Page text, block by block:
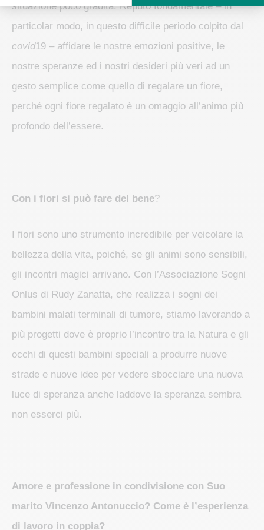
situazione poco gradita. Reputo fondamentale – in
particolar modo, in questo difficile periodo colpito dal
covid19 – affidare le nostre emozioni positive, le
nostre speranze ed i nostri desideri più veri ad un
gesto semplice come quello di regalare un fiore,
perché ogni fiore regalato è un omaggio all’animo più
profondo dell’essere.
Con i fiori si può fare del bene?
I fiori sono uno strumento incredibile per veicolare la
bellezza della vita, poiché, se gli animi sono sensibili,
gli incontri magici arrivano. Con l’Associazione Sogni
Onlus di Rudy Zanatta, che realizza i sogni dei
bambini malati terminali di tumore, stiamo lavorando a
più progetti dove è proprio l’incontro tra la Natura e gli
occhi di questi bambini speciali a produrre nuove
strade e nuove idee per vedere sbocciare una nuova
luce di speranza anche laddove la speranza sembra
non esserci più.
Amore e professione in condivisione con Suo
marito Vincenzo Antonuccio? Come è l’esperienza
di lavoro in coppia?